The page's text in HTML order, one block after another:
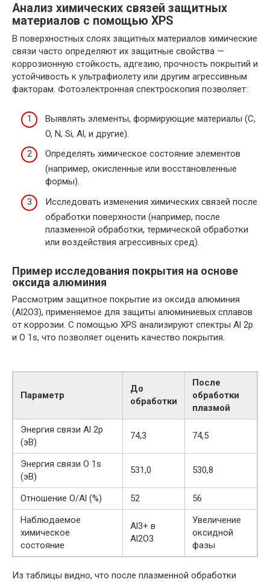
Анализ химических связей защитных
материалов с помощью XPS
В поверхностных слоях защитных материалов химические
связи часто определяют их защитные свойства —
коррозионную стойкость, адгезию, прочность покрытий и
устойчивость к ультрафиолету или другим агрессивным
факторам. Фотоэлектронная спектроскопия позволяет:
Выявлять элементы, формирующие материалы (C,
O, N, Si, Al, и другие).
Определять химическое состояние элементов
(например, окисленные или восстановленные
формы).
Исследовать изменения химических связей после
обработки поверхности (например, после
плазменной обработки, термической обработки
или воздействия агрессивных сред).
Пример исследования покрытия на основе
оксида алюминия
Рассмотрим защитное покрытие из оксида алюминия
(Al2O3), применяемое для защиты алюминиевых сплавов
от коррозии. С помощью XPS анализируют спектры Al 2p
и O 1s, что позволяет оценить качество покрытия.
Параметр
До
обработки
После
обработки
плазмой
Энергия связи Al 2p
(эВ)
74,3 74,5
Энергия связи O 1s
(эВ)
531,0 530,8
Отношение O/Al (%) 52
56
Наблюдаемое
химическое
состояние
Al3+ в
Al2O3
Увеличение
оксидной
фазы
Из таблицы видно, что после плазменной обработки